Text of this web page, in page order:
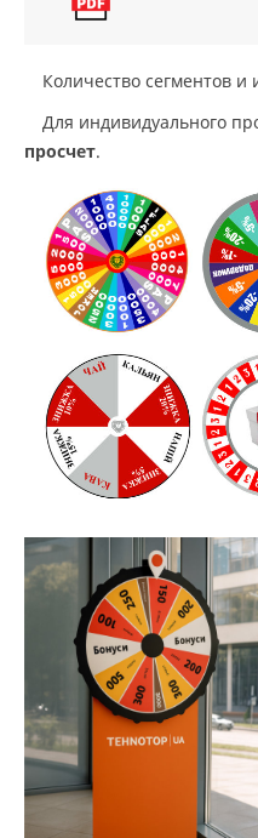
Количество сегментов
Для индивидуального
просчет.